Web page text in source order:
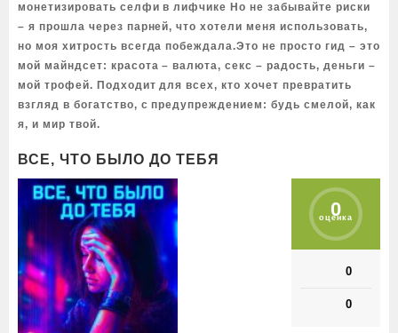
монетизировать селфи в лифчике Но не забывайте риски
– я прошла через парней, что хотели меня использовать,
но моя хитрость всегда побеждала.Это не просто гид – это
мой майндсет: красота – валюта, секс – радость, деньги –
мой трофей. Подходит для всех, кто хочет превратить
взгляд в богатство, с предупреждением: будь смелой, как
я, и мир твой.
ВСЕ, ЧТО БЫЛО ДО ТЕБЯ
0
оценка
0
0